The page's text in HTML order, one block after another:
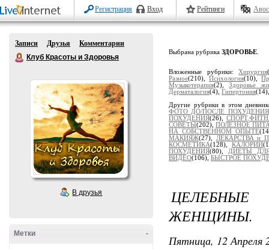
Регистрация Вход Рейтинги
Записи Друзья
Комментарии
Клуб Красоты и Здоровья
В друзья
-
Метки
Выбрана рубрика ЗДОРОВЬЕ
Вложенные рубрики:Хирургия
Разное(210),Психология(10),
Музыкотерапия(2),Здоровье
Дерматалогия(4), Гипертония
Другие рубрики в этом
ФОТО ДО/ПОСЛЕ ПОХУДЕНИЯ
ПОХУДЕНИЯ(26),
СОВЕТЫ(202), ПОЛЕЗНОЕ
НА СОБСТВЕННОМ ОПЫТЕ
МАКИЯЖ(27),
ЛЕКАРСТВА и
КОСМЕТИКА(128),КАЛОРИИ
ПОХУДЕНИЯ(80), ДИЕТЫ
ВИДЕО(106), БЫСТРОЕ
ЖЕНЩИНЫ.
Пятница, 12 Апреля